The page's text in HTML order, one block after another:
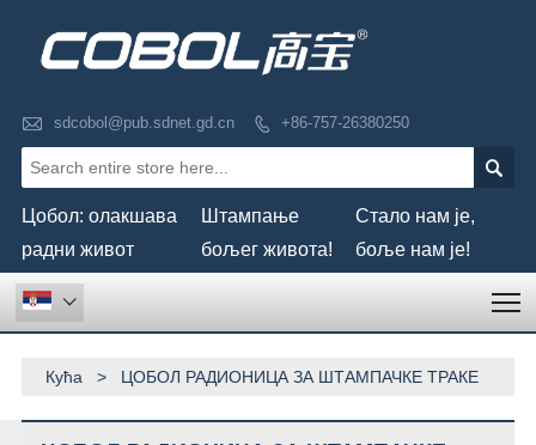
 sdcobol@pub.sdnet.gd.cn  +86-757-26380250

Цобол: олакшава
радни живот
Штампање
бољег живота!
Стало нам је,
боље нам је!

Кућа > ЦОБОЛ РАДИОНИЦА ЗА ШТАМПАЧКЕ ТРАКЕ